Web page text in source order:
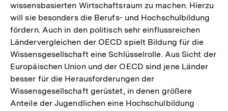
wissensbasierten Wirtschaftsraum zu machen. Hierzu
will sie besonders die Berufs- und Hochschulbildung
fördern. Auch in den politisch sehr einflussreichen
Ländervergleichen der OECD spielt Bildung für die
Wissensgesellschaft eine Schlüsselrolle. Aus Sicht der
Europäischen Union und der OECD sind jene Länder
besser für die Herausforderungen der
Wissensgesellschaft gerüstet, in denen größere
Anteile der Jugendlichen eine Hochschulbildung